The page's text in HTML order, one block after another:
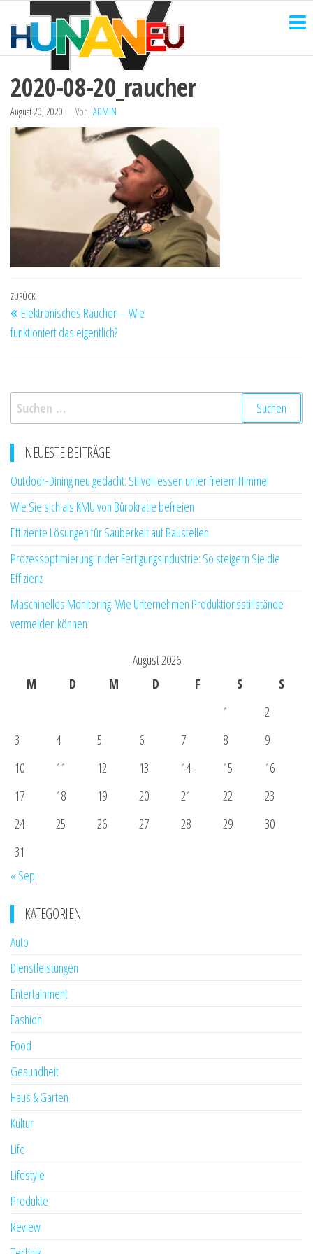
Inhalt
springen
2020-08-20_raucher
August 20, 2020 Von ADMIN
Beitragsnavigation
Vorheriger
Beitrag
ZURÜCK
Elektronisches Rauchen – Wie
funktioniert das eigentlich?
Suchen
nach:
NEUESTE BEITRÄGE
Outdoor-Dining neu gedacht: Stilvoll essen unter freiem Himmel
Wie Sie sich als KMU von Bürokratie befreien
Effiziente Lösungen für Sauberkeit auf Baustellen
Prozessoptimierung in der Fertigungsindustrie: So steigern Sie die
Effizienz
Maschinelles Monitoring: Wie Unternehmen Produktionsstillstände
vermeiden können
August 2026
M
D M D F S
S
1
2
3
4 5 6 7 8
9
10
11 12 13 14 15
16
17
18 19 20 21 22
23
24
25 26 27 28 29
30
31
« Sep.
KATEGORIEN
Auto
Dienstleistungen
Entertainment
Fashion
Food
Gesundheit
Haus & Garten
Kultur
Life
Lifestyle
Produkte
Review